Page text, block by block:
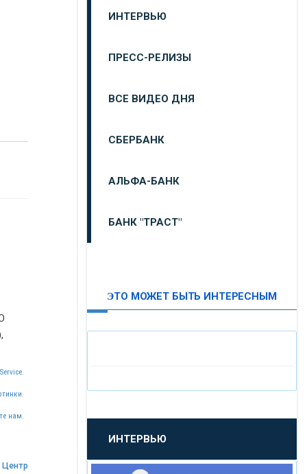
нам.
Центр
ИНТЕРВЬЮ
ПРЕСС-РЕЛИЗЫ
ВСЕ ВИДЕО ДНЯ
СБЕРБАНК
АЛЬФА-БАНК
БАНК "ТРАСТ"
«ПРОМСВЯЗЬБАНК»
ЭТО МОЖЕТ БЫТЬ ИНТЕРЕСНЫМ
ИНТЕРВЬЮ